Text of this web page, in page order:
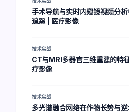
手术导航与实时内窥镜视频分
追踪 | 医疗影像
技术实战
CT与MRI多器官三维重建的特
疗影像
技术实战
多光谱融合网络在作物长势与逆